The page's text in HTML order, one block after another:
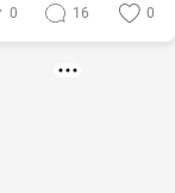
0 16 0